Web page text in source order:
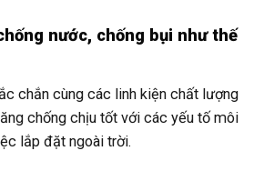
nước, chống bụi như thế
chắn cùng các linh kiện chất lượng
chống chịu tốt với các yếu tố môi
lắp đặt ngoài trời.